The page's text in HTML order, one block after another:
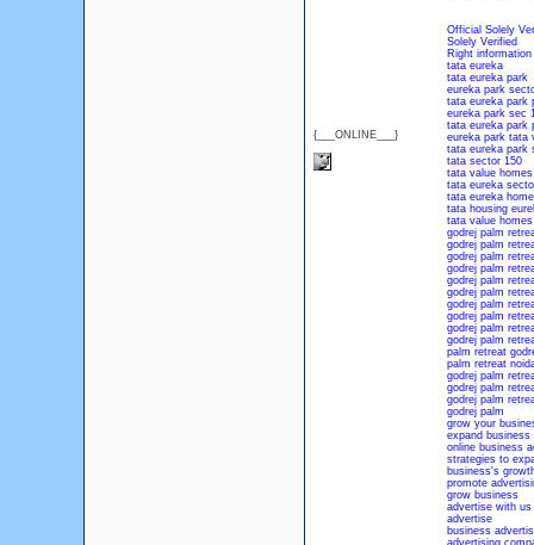
{___ONLINE___}
Official Solely
Solely Verified
Right information
tata eureka
tata eureka park
eureka park
tata eureka park
eureka park sec
tata eureka park
eureka park tata
tata eureka park
tata sector 150
tata value
tata eureka
tata eureka
tata housing
tata value
godrej palm
godrej palm
godrej palm
godrej palm
godrej palm
godrej palm
godrej palm
godrej palm
godrej palm
godrej palm
palm retreat
palm retreat
godrej palm
godrej palm
godrej palm
godrej palm
grow your
expand business
online business
strategies to
business's
promote
grow business
advertise with us
advertise
business
advertising